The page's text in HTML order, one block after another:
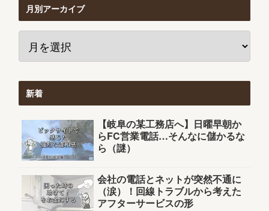
月別アーカイブ
新着
【岐阜の某工務店へ】日曜早朝か
らFC営業電話…そんなに儲かるな
ら（謎）
会社の電話とネットが突然不通に
（涙）！回線トラブルから考えた
アフターサービスの形